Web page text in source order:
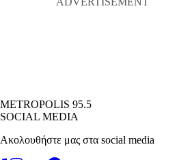
METROPOLIS 95.5
SOCIAL MEDIA
Ακολουθήστε μας στα social media